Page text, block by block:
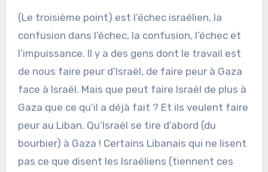
(Le troisième point) est l’échec israélien, la
confusion dans l’échec, la confusion, l’échec et
l’impuissance. Il y a des gens dont le travail est
de nous faire peur d’Israël, de faire peur à Gaza
face à Israël. Mais que peut faire Israël de plus à
Gaza que ce qu’il a déjà fait ? Et ils veulent faire
peur au Liban. Qu’Israël se tire d’abord (du
bourbier) à Gaza ! Certains Libanais qui ne lisent
pas ce que disent les Israéliens (tiennent ces